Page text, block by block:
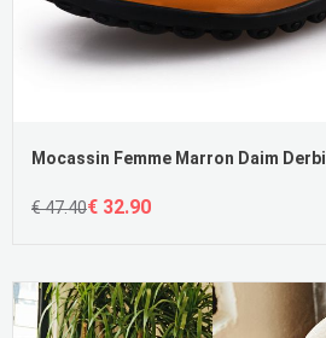
€ 47.40€ 32.90